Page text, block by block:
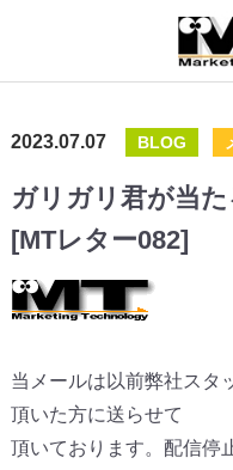
2023.07.07 BLOG
ガリガリ君が当
[MTレター082]
当メールは以前弊社スタ
頂いた方に送らせて
頂いております。配信停